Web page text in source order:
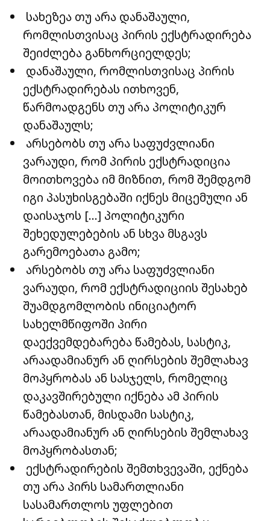
სახეზეა თუ არა დანაშაული,
რომლისთვისაც პირის ექსტრადირება
შეიძლება განხორციელდეს;
დანაშაული, რომლისთვისაც პირის
ექსტრადირებას ითხოვენ,
წარმოადგენს თუ არა პოლიტიკურ
დანაშაულს;
არსებობს თუ არა საფუძვლიანი
ვარაუდი, რომ პირის ექსტრადიცია
მოითხოვება იმ მიზნით, რომ შემდგომ
იგი პასუხისგებაში იქნეს მიცემული ან
დაისაჯოს […] პოლიტიკური
შეხედულებების ან სხვა მსგავს
გარემოებათა გამო;
არსებობს თუ არა საფუძვლიანი
ვარაუდი, რომ ექსტრადიციის შესახებ
შუამდგომლობის ინიციატორ
სახელმწიფოში პირი
დაექვემდებარება წამებას, სასტიკ,
არაადამიანურ ან ღირსების შემლახავ
მოპყრობას ან სასჯელს, რომელიც
დაკავშირებული იქნება ამ პირის
წამებასთან, მისდამი სასტიკ,
არაადამიანურ ან ღირსების შემლახავ
მოპყრობასთან;
ექსტრადირების შემთხვევაში, ექნება
თუ არა პირს სამართლიანი
სასამართლოს უფლებით